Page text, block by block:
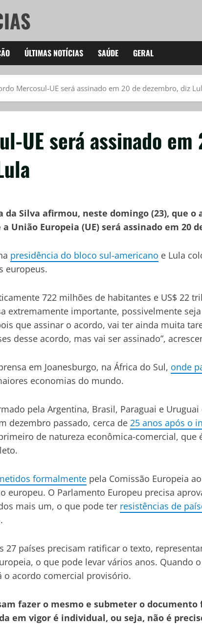
ÚLTIMAS NOTÍCIAS SAÚDE GERAL
Mercosul-UE será assinado em 20 de dezembro, diz
UE será assinado em
da Silva afirmou, neste domingo (23), que o
União Europeia (UE) será assinado em 20
presidência do bloco sul-americano e Lula
europeus.
722 milhões de habitantes e US$ 22
extremamente importante, possivelmente
que assinar o acordo, vai ter ainda muita
desse acordo, mas vai ser assinado”,
em Joanesburgo, na África do Sul, onde
economias do mundo.
pela Argentina, Brasil, Paraguai e
dezembro passado, cerca de 25 anos após o
de natureza econômica-comercial, que
formalmente pela Comissão Europeia
europeu. O Parlamento Europeu precisa
mais um, o que pode ter resistências de
27 países precisam ratificar o texto,
o que pode levar vários anos. Quando
acordo comercial provisório.
fazer o mesmo e submeter o documento
em vigor é individual, ou seja, não é